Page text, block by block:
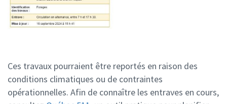
Ces travaux pourraient être reportés en raison des
conditions climatiques ou de contraintes
opérationnelles. Afin de connaître les entraves en cours,